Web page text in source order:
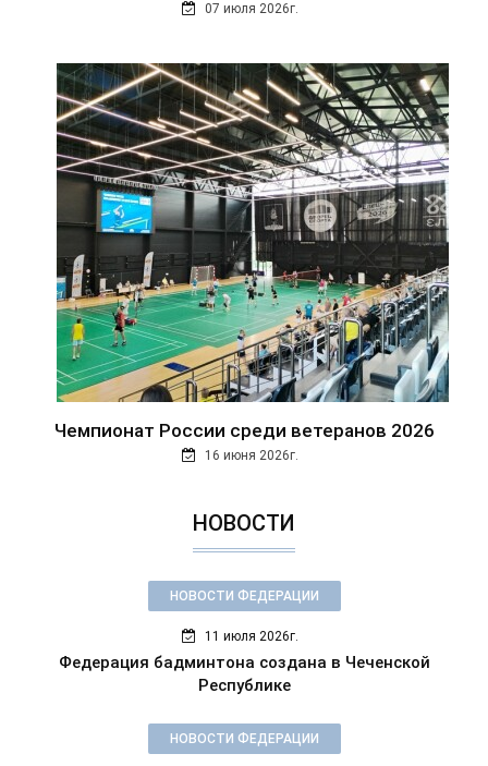
07 июля 2026г.
Чемпионат России среди ветеранов 2026
16 июня 2026г.
НОВОСТИ
НОВОСТИ ФЕДЕРАЦИИ
11 июля 2026г.
Федерация бадминтона создана в Чеченской
Республике
НОВОСТИ ФЕДЕРАЦИИ